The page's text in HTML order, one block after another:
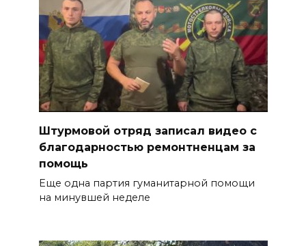
Штурмовой отряд записал видео с
благодарностью ремонтненцам за
помощь
Еще одна партия гуманитарной помощи
на минувшей неделе